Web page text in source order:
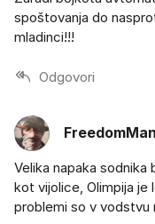
spoštovanja do
mladinci!!!
Odgovori
FreedomMan
Velika napaka sodnika
kot vijolice, Olimpija je
problemi so v vodstvu